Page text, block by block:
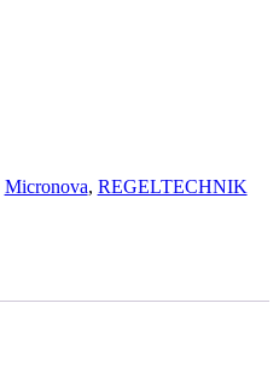
Micronova, REGELTECHNIK